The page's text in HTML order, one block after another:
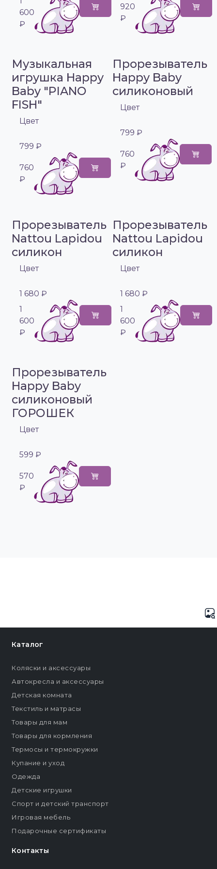
600
₽
920
₽
Музыкальная
игрушка Happy
Baby "PIANO
FISH"
Цвет
799 ₽
760
₽
Прорезыватель
Happy Baby
силиконовый
Цвет
799 ₽
760
₽
Прорезыватель
Nattou Lapidou
силикон
Цвет
1 680 ₽
1
600
₽
Прорезыватель
Nattou Lapidou
силикон
Цвет
1 680 ₽
1
600
₽
Прорезыватель
Happy Baby
силиконовый
ГОРОШЕК
Цвет
599 ₽
570
₽
Контакты
Каталог
Коляски и аксессуары
Автокресла и аксессуары
Детская комната
Текстиль и матрасы
Товары для мам
Товары для кормления
Термосы и термокружки
Купание и уход
Одежда
Детские игрушки
Спорт и детский транспорт
Игровая мебель
Подарочные сертификаты